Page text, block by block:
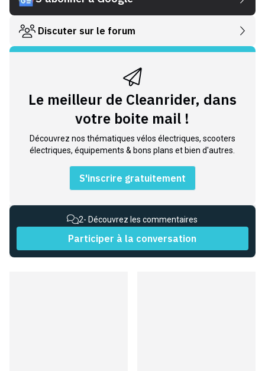
Discuter sur le forum
Le meilleur de Cleanrider, dans
votre boite mail !
Découvrez nos thématiques vélos électriques, scooters
électriques, équipements & bons plans et bien d'autres.
S'inscrire gratuitement
2- Découvrez les commentaires
Participer à la conversation